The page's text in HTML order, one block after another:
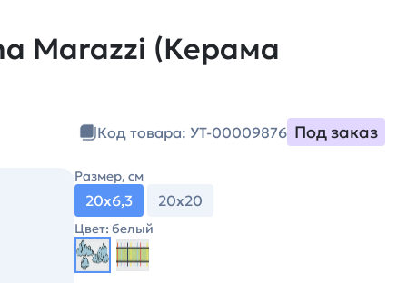
Marazzi (Керама
Код товара: УТ-00009876 Под заказ
Размер, см
20х6,3 20х20
Цвет: белый